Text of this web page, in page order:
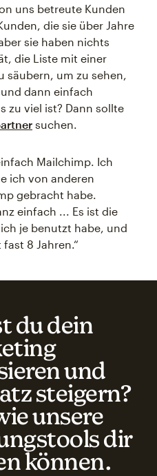
uns betreute Kunden
die sie über Jahre
sie haben nichts
die Liste mit einer
säubern, um zu sehen,
dann einfach
zu viel ist? Dann sollte
suchen.
Mailchimp. Ich
ich von anderen
gebracht habe.
einfach ... Es ist die
je benutzt habe, und
8 Jahren.“
du dein
und
steigern?
unsere
dir
können.